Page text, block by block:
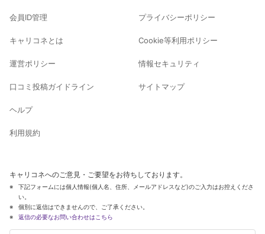
会員ID管理
キャリコネとは
運営ポリシー
口コミ投稿ガイドライン
ヘルプ
利用規約
プライバシーポリシー
Cookie等利用ポリシー
情報セキュリティ
サイトマップ
キャリコネへのご意見・ご要望をお待ちしております。
下記フォームには個人情報(個人名、住所、メールアドレスなど)のご入力はお控えくださ
い。
個別に返信はできませんので、ご了承ください。
返信の必要なお問い合わせはこちら